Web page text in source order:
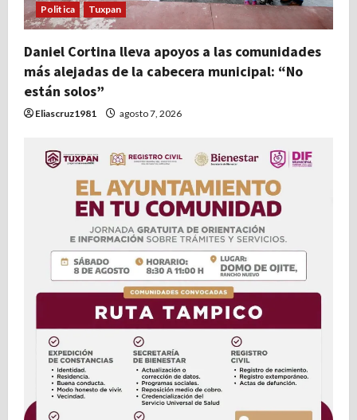
Politica Tuxpan
Daniel Cortina lleva apoyos a las comunidades
más alejadas de la cabecera municipal: “No
están solos”
Eliascruz1981 agosto 7, 2026